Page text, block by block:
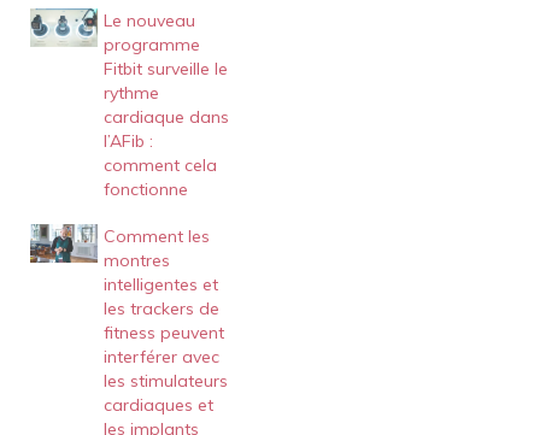
Le nouveau
programme
Fitbit surveille le
rythme
cardiaque dans
l’AFib :
comment cela
fonctionne
Comment les
montres
intelligentes et
les trackers de
fitness peuvent
interférer avec
les stimulateurs
cardiaques et
les implants